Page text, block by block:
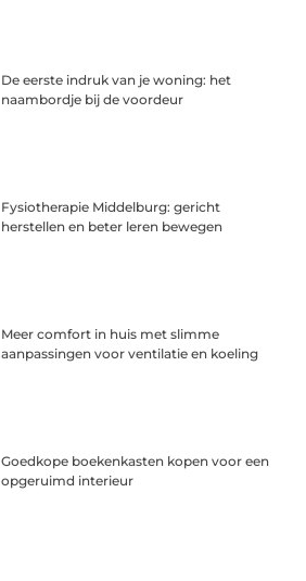
De eerste indruk van je woning: het
naambordje bij de voordeur
Fysiotherapie Middelburg: gericht
herstellen en beter leren bewegen
Meer comfort in huis met slimme
aanpassingen voor ventilatie en koeling
Goedkope boekenkasten kopen voor een
opgeruimd interieur